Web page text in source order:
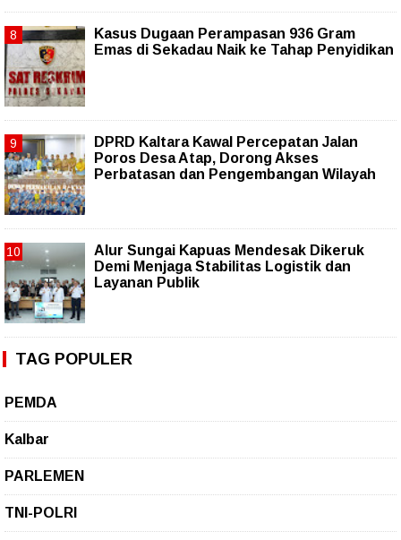
Kasus Dugaan Perampasan 936 Gram
Emas di Sekadau Naik ke Tahap Penyidikan
DPRD Kaltara Kawal Percepatan Jalan
Poros Desa Atap, Dorong Akses
Perbatasan dan Pengembangan Wilayah
Alur Sungai Kapuas Mendesak Dikeruk
Demi Menjaga Stabilitas Logistik dan
Layanan Publik
TAG POPULER
PEMDA
Kalbar
PARLEMEN
TNI-POLRI